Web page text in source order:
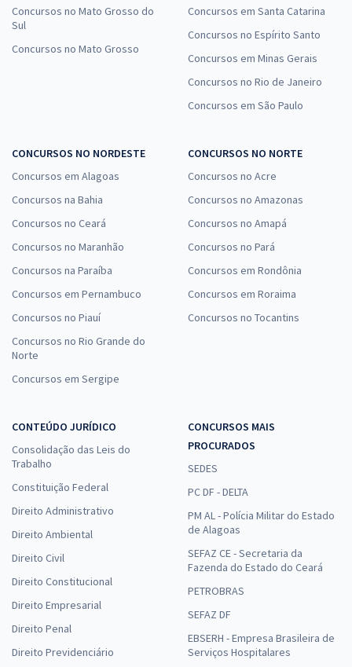
Concursos no Mato Grosso do
Sul
Concursos no Mato Grosso
Concursos em Santa Catarina
Concursos no Espírito Santo
Concursos em Minas Gerais
Concursos no Rio de Janeiro
Concursos em São Paulo
CONCURSOS NO NORDESTE
Concursos em Alagoas
Concursos na Bahia
Concursos no Ceará
Concursos no Maranhão
Concursos na Paraíba
Concursos em Pernambuco
Concursos no Piauí
Concursos no Rio Grande do
Norte
Concursos em Sergipe
CONCURSOS NO NORTE
Concursos no Acre
Concursos no Amazonas
Concursos no Amapá
Concursos no Pará
Concursos em Rondônia
Concursos em Roraima
Concursos no Tocantins
CONTEÚDO JURÍDICO
Consolidação das Leis do
Trabalho
Constituição Federal
Direito Administrativo
Direito Ambiental
Direito Civil
Direito Constitucional
Direito Empresarial
Direito Penal
Direito Previdenciário
CONCURSOS MAIS
PROCURADOS
SEDES
PC DF - DELTA
PM AL - Polícia Militar do Estado
de Alagoas
SEFAZ CE - Secretaria da
Fazenda do Estado do Ceará
PETROBRAS
SEFAZ DF
EBSERH - Empresa Brasileira de
Serviços Hospitalares